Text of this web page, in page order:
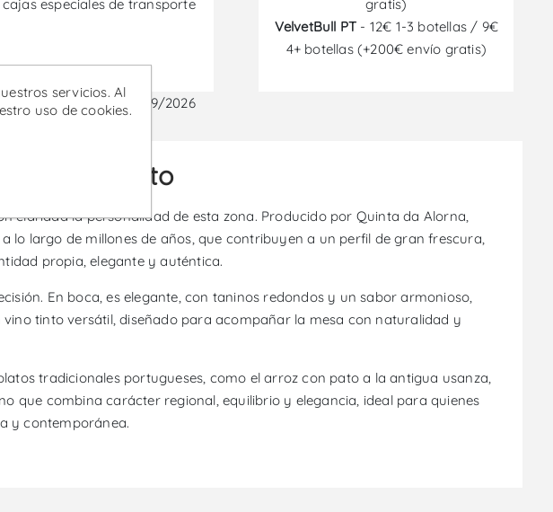
especiales de transporte
gratis)
VelvetBull PT - 12€ 1-3 botellas / 9€
4+ botellas (+200€ envío gratis)
06/2026 hasta el 30/09/2026
- Vino Tinto
claridad la personalidad de esta zona. Producido por Quinta da Alorna,
largo de millones de años, que contribuyen a un perfil de gran frescura,
propia, elegante y auténtica.
En boca, es elegante, con taninos redondos y un sabor armonioso,
tinto versátil, diseñado para acompañar la mesa con naturalidad y
tradicionales portugueses, como el arroz con pato a la antigua usanza,
que combina carácter regional, equilibrio y elegancia, ideal para quienes
y contemporánea.
servicios. Al
uso de cookies.